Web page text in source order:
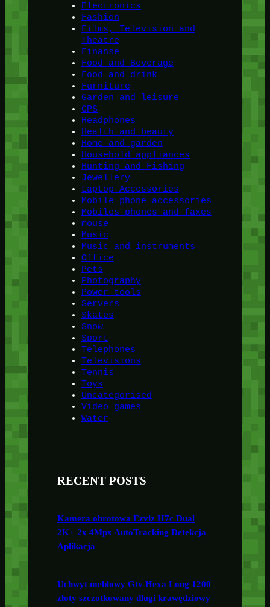
Electronics
Fashion
Films, Television and
Theatre
Finanse
Food and Beverage
Food and drink
Furniture
Garden and leisure
GPS
Headphones
Health and beauty
Home and garden
Household appliances
Hunting and Fishing
Jewellery
Laptop Accessories
Mobile phone accessories
Mobiles phones and faxes
mouse
Music
Music and instruments
Office
Pets
Photography
Power tools
Servers
Skates
Snow
Sport
Telephones
Televisions
Tennis
Toys
Uncategorised
Video games
Water
RECENT POSTS
Kamera obrotowa Ezviz H7c Dual
2K+ 2x 4Mpx AutoTracking Detekcja
Aplikacja
Uchwyt meblowy Gtv Hexa Long 1200
złoty szczotkowany długi krawędziowy